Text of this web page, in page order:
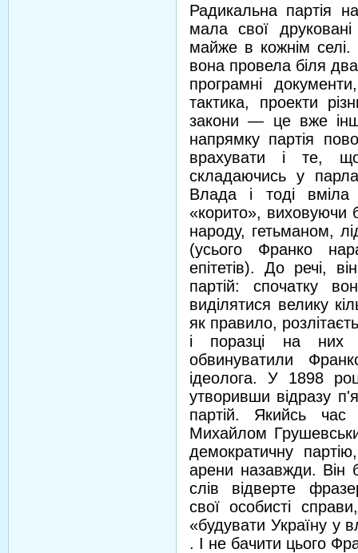
Радикальна партія
мала свої
майже в кожнім селі.
вона провела біля
програмні
тактика, проекти
закони — це вже
напрямку партія
врахувати і те,
складаючись у
Влада і тоді
«корито»,
народу, гетьманом,
(усього Франко
епітетів). До речі,
партій: спочатку
виділятися велику
як правило,
і поразці на них
обвинуватили
ідеолога. У 1898
утворивши відразу
партій. Якийсь
Михайлом
демократичну
арени назавжди. Він
слів відверте
свої особисті
«будувати Україну у
. І не бачити цього